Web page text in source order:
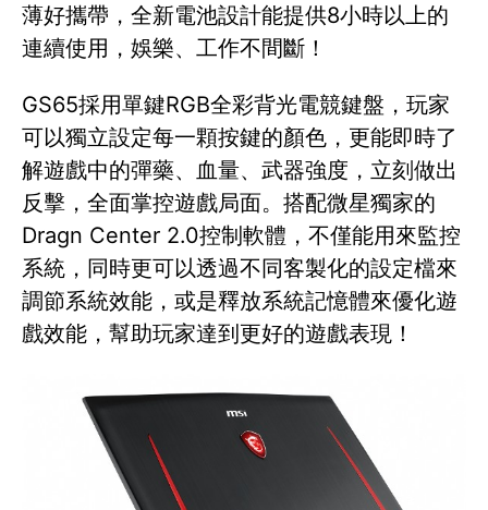
薄好攜帶，全新電池設計能提供8小時以上的
連續使用，娛樂、工作不間斷！
GS65採用單鍵RGB全彩背光電競鍵盤，玩家
可以獨立設定每一顆按鍵的顏色，更能即時了
解遊戲中的彈藥、血量、武器強度，立刻做出
反擊，全面掌控遊戲局面。搭配微星獨家的
Dragn Center 2.0控制軟體，不僅能用來監控
系統，同時更可以透過不同客製化的設定檔來
調節系統效能，或是釋放系統記憶體來優化遊
戲效能，幫助玩家達到更好的遊戲表現！